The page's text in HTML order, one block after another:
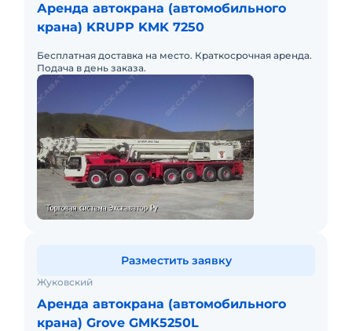
Аренда автокрана (автомобильного
крана) KRUPP KMK 7250
Бесплатная доставка на место. Краткосрочная аренда.
Подача в день заказа.
Жуковский
Аренда автокрана (автомобильного
крана) Grove GMK5250L
Разместить заявку